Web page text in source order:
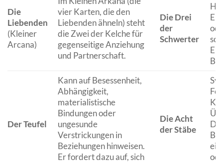
Die
Liebenden
(Kleiner
Arcana)
vier Karten, die den
Liebenden ähneln) steht
die Zwei der Kelche für
gegenseitige Anziehung
und Partnerschaft.
Die Drei
der
Schwerter
Der Teufel
Kann auf Besessenheit,
Abhängigkeit,
materialistische
Bindungen oder
ungesunde
Verstrickungen in
Beziehungen hinweisen.
Er fordert dazu auf, sich
Die Acht
der Stäbe